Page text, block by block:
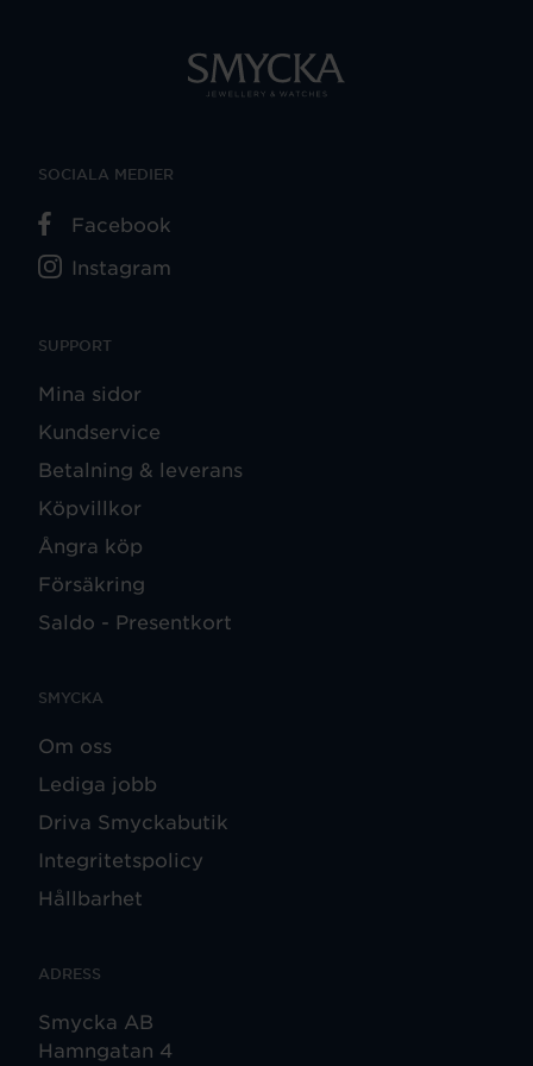
SUPPORT
Mina sidor
Kundservice
Betalning & leverans
Köpvillkor
Ångra köp
Försäkring
Saldo - Presentkort
SMYCKA
Om oss
Lediga jobb
Driva Smyckabutik
Integritetspolicy
Hållbarhet
ADRESS
Smycka AB
Hamngatan 4
SOCIALA MEDIER
Facebook
Instagram